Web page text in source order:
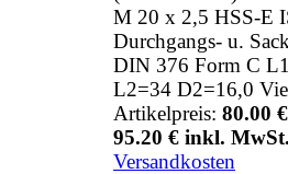
M 20 x 2,5 HSS-E
Durchgangs- u.
DIN 376 Form C
L2=34 D2=16,0
Artikelpreis: 80.00
95.20 € inkl.
Versandkosten